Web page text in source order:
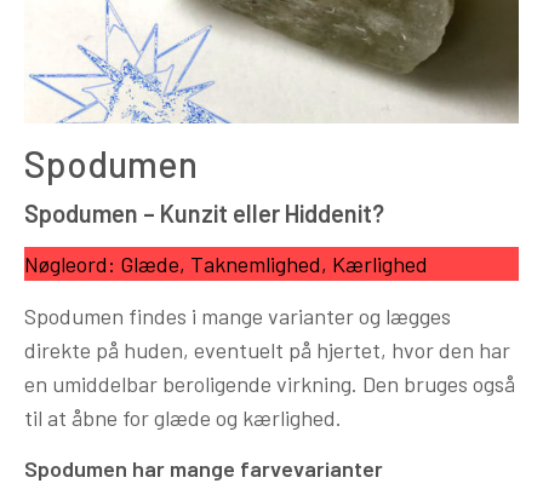
Spodumen
Spodumen – Kunzit eller Hiddenit?
Nøgleord: Glæde, Taknemlighed, Kærlighed
Spodumen findes i mange varianter og lægges
direkte på huden, eventuelt på hjertet, hvor den har
en umiddelbar beroligende virkning. Den bruges også
til at åbne for glæde og kærlighed.
Spodumen har mange farvevarianter